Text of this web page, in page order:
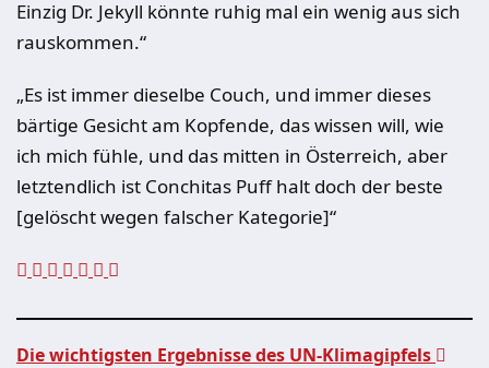
Einzig Dr. Jekyll könnte ruhig mal ein wenig aus sich
rauskommen.“
„Es ist immer dieselbe Couch, und immer dieses
bärtige Gesicht am Kopfende, das wissen will, wie
ich mich fühle, und das mitten in Österreich, aber
letztendlich ist Conchitas Puff halt doch der beste
[gelöscht wegen falscher Kategorie]“
Die wichtigsten Ergebnisse des UN-Klimagipfels